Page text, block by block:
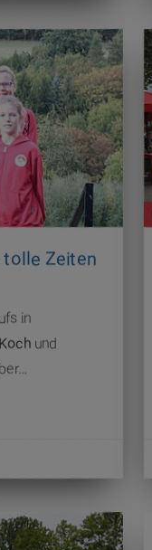
tolle Zeiten
in
und